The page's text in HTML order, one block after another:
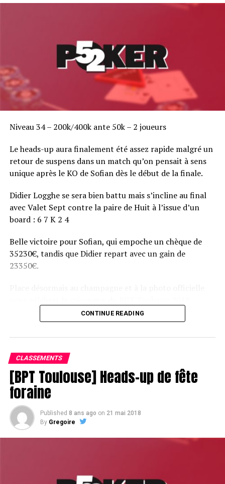
Niveau 34 – 200k/400k ante 50k – 2 joueurs
Le heads-up aura finalement été assez rapide malgré un
retour de suspens dans un match qu’on pensait à sens
unique après le KO de Sofian dès le début de la finale.
Didier Logghe se sera bien battu mais s’incline au final
avec Valet Sept contre la paire de Huit à l’issue d’un
board : 6 7 K 2 4
Belle victoire pour Sofian, qui empoche un chèque de
35230€, tandis que Didier repart avec un gain de
23350€.
CONTINUE READING
CLASSEMENTS
[BPT Toulouse] Heads-up de fête
foraine
Published 8 ans ago on 21 mai 2018
By Gregoire